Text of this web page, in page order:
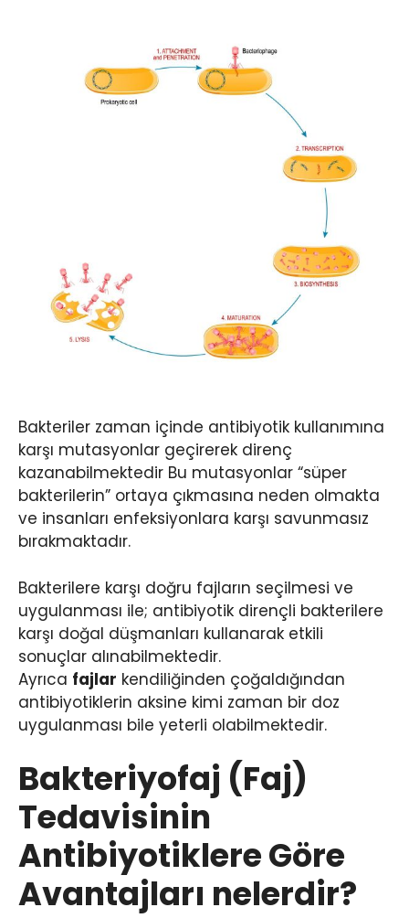
Bakteriler zaman içinde antibiyotik kullanımına
karşı mutasyonlar geçirerek direnç
kazanabilmektedir Bu mutasyonlar “süper
bakterilerin” ortaya çıkmasına neden olmakta
ve insanları enfeksiyonlara karşı savunmasız
bırakmaktadır.
Bakterilere karşı doğru fajların seçilmesi ve
uygulanması ile; antibiyotik dirençli bakterilere
karşı doğal düşmanları kullanarak etkili
sonuçlar alınabilmektedir.
Ayrıca fajlar kendiliğinden çoğaldığından
antibiyotiklerin aksine kimi zaman bir doz
uygulanması bile yeterli olabilmektedir.
Bakteriyofaj (Faj)
Tedavisinin
Antibiyotiklere Göre
Avantajları nelerdir?